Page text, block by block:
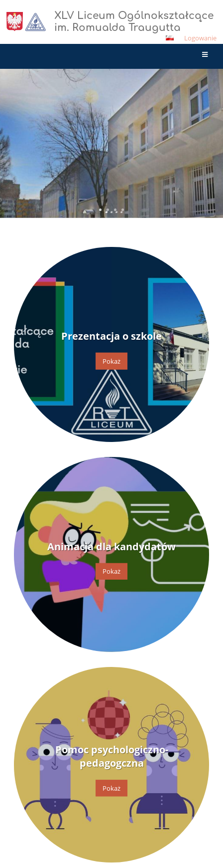
XLV Liceum Ogólnokształcące
im. Romualda Traugutta
Logowanie
Strona
główna
Prezentacja o szkole
Pokaż
Animacja dla kandydatów
Pokaż
Pomoc psychologiczno-
pedagogczna
Pokaż